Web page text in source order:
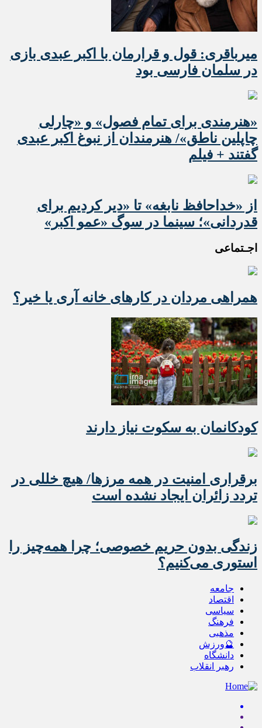
میرباقری: قول و قرارمان با اکبر عبدی بازی
در سلمان فارسی بود
«هنرمندی برای تمام فصول» و «چارلی
چاپلین ناطق»/ هنرمندان از نبوغ اکبر عبدی
گفتند + فیلم
از «خداحافظ نابغه» تا «دیر کردیم برای
قدردانی»؛ سینما در سوگ «عمو اکبر»
اجـتماعی
همراهی مردان در کارهای خانه آری یا خیر؟
کودکانمان به سکوت نیاز دارند
برقراری امنیت در همه مرزها/ هیچ‌ خللی در
تردد زائران ایجاد نشده است
زندگی بدون حریم خصوصی؛ چرا همه‌چیز را
استوری می‌کنیم؟
جامعه
اقتصاد
سیاسی
فرهنگ
مذهبی
🔮ورزش
دانشگاه
رهبر انقلاب